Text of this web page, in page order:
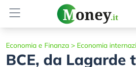
Economia e Finanza > Economia
BCE, da Lagarde